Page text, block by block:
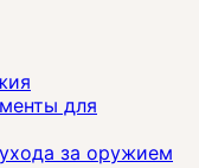
для
за оружием